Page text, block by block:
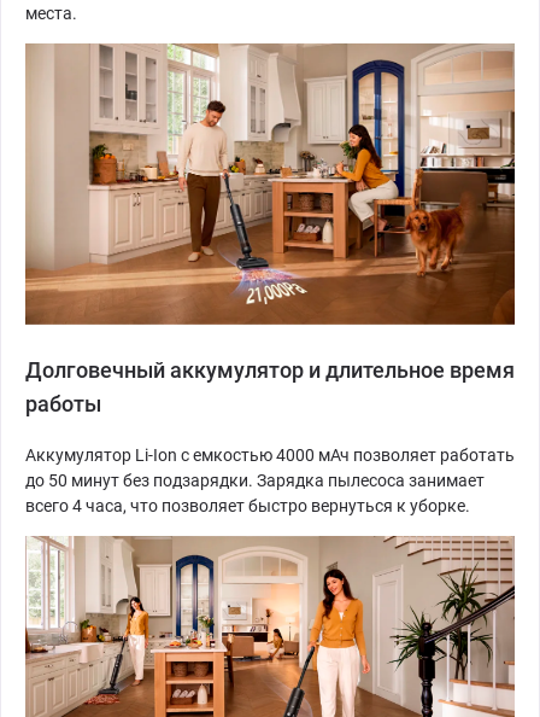
места.
Долговечный аккумулятор и длительное время
работы
Аккумулятор Li-Ion с емкостью 4000 мАч позволяет работать
до 50 минут без подзарядки. Зарядка пылесоса занимает
всего 4 часа, что позволяет быстро вернуться к уборке.